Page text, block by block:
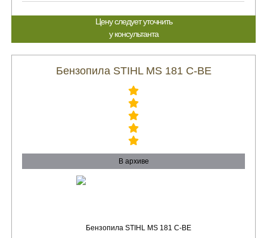
Цену следует уточнить
у консультанта
Бензопила STIHL MS 181 C-BE
В архиве